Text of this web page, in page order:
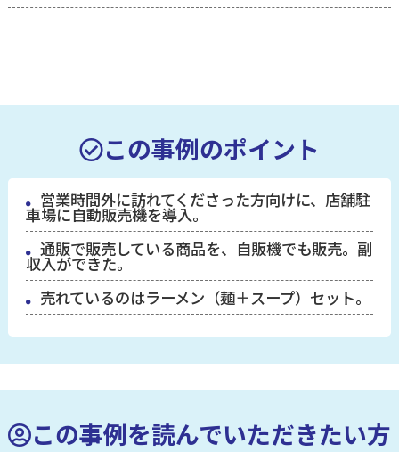
この事例のポイント
営業時間外に訪れてくださった方向けに、店舗駐
車場に自動販売機を導入。
通販で販売している商品を、自販機でも販売。副
収入ができた。
売れているのはラーメン（麺＋スープ）セット。
この事例を読んでいただきたい方